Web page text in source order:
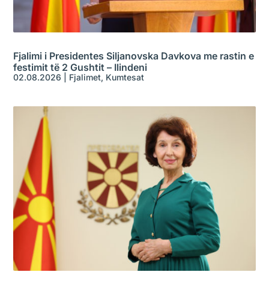
Fjalimi i Presidentes Siljanovska Davkova me rastin e
festimit të 2 Gushtit – Ilindeni
02.08.2026 Fjalimet, Kumtesat